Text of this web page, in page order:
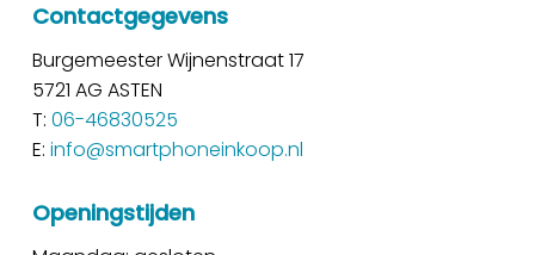
Contactgegevens
Burgemeester Wijnenstraat 17
5721 AG ASTEN
T: 06-46830525
E: info@smartphoneinkoop.nl
Openingstijden